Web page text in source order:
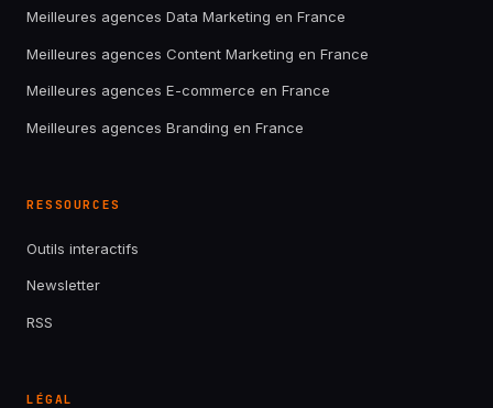
Meilleures agences Data Marketing en France
Meilleures agences Content Marketing en France
Meilleures agences E-commerce en France
Meilleures agences Branding en France
RESSOURCES
Outils interactifs
Newsletter
RSS
LÉGAL